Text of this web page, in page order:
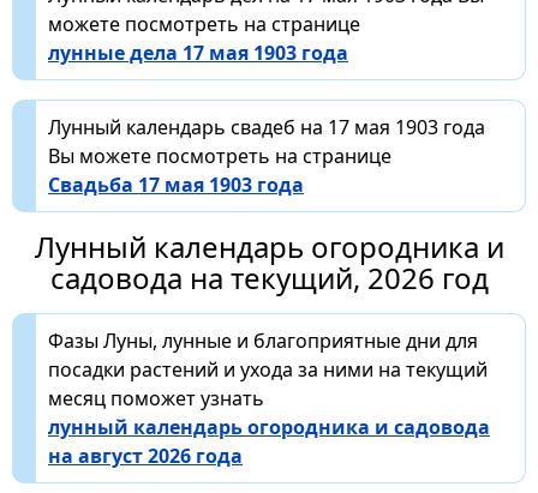
можете посмотреть на странице
лунные дела 17 мая 1903 года
Лунный календарь свадеб на 17 мая 1903 года
Вы можете посмотреть на странице
Свадьба 17 мая 1903 года
Лунный календарь огородника и
садовода на текущий, 2026 год
Фазы Луны, лунные и благоприятные дни для
посадки растений и ухода за ними на текущий
месяц поможет узнать
лунный календарь огородника и садовода
на август 2026 года